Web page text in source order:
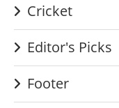
Cricket
Editor's Picks
Footer